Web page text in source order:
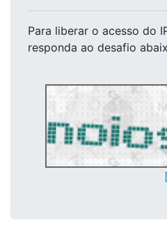
Para liberar o acesso do
responda ao desafio